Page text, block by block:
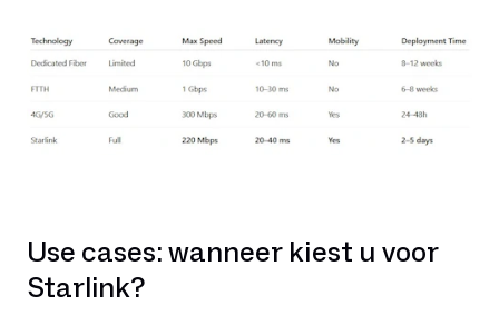
Use cases: wanneer kiest u voor
Starlink?